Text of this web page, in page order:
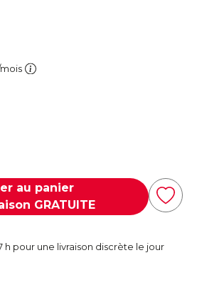
au panier
GRATUITE
h pour une livraison discrète le jour